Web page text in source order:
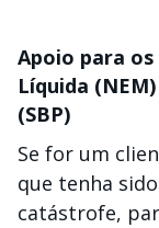
Apoio para
Líquida
(SBP)
Se for um
que tenha
catástrofe,